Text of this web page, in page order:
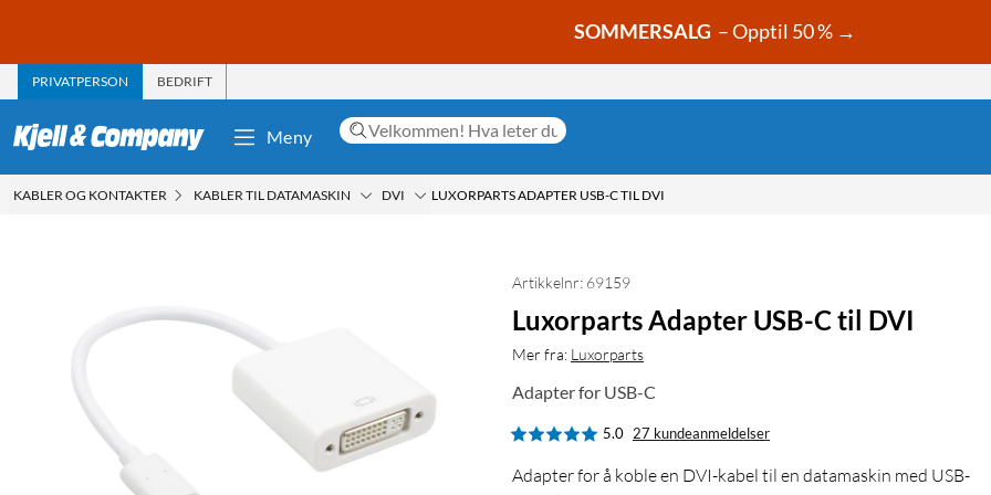
SOMMERSALG – Opptil 50 % →
PRIVATPERSON BEDRIFT
Meny
KABLER OG KONTAKTER KABLER TIL DATAMASKIN DVI LUXORPARTS ADAPTER USB-C TIL DVI
Artikkelnr: 69159
Luxorparts Adapter USB-C til DVI
Mer fra: Luxorparts
Adapter for USB-C
5.0 27 kundeanmeldelser
Adapter for å koble en DVI-kabel til en datamaskin med USB-